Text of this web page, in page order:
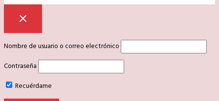
Nombre de usuario o correo electrónico
Contraseña
Recuérdame